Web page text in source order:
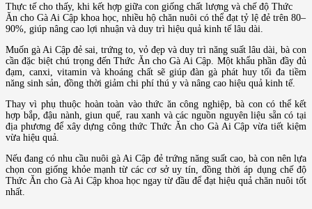
Thực tế cho thấy, khi kết hợp giữa con giống chất lượng và chế độ Thức
Ăn cho Gà Ai Cập khoa học, nhiều hộ chăn nuôi có thể đạt tỷ lệ đẻ trên 80–
90%, giúp nâng cao lợi nhuận và duy trì hiệu quả kinh tế lâu dài.
Muốn gà Ai Cập đẻ sai, trứng to, vỏ đẹp và duy trì năng suất lâu dài, bà con
cần đặc biệt chú trọng đến Thức Ăn cho Gà Ai Cập. Một khẩu phần đầy đủ
đạm, canxi, vitamin và khoáng chất sẽ giúp đàn gà phát huy tối đa tiềm
năng sinh sản, đồng thời giảm chi phí thú y và nâng cao hiệu quả kinh tế.
Thay vì phụ thuộc hoàn toàn vào thức ăn công nghiệp, bà con có thể kết
hợp bắp, đậu nành, giun quế, rau xanh và các nguồn nguyên liệu sẵn có tại
địa phương để xây dựng công thức Thức Ăn cho Gà Ai Cập vừa tiết kiệm
vừa hiệu quả.
Nếu đang có nhu cầu nuôi gà Ai Cập đẻ trứng năng suất cao, bà con nên lựa
chọn con giống khỏe mạnh từ các cơ sở uy tín, đồng thời áp dụng chế độ
Thức Ăn cho Gà Ai Cập khoa học ngay từ đầu để đạt hiệu quả chăn nuôi tốt
nhất.